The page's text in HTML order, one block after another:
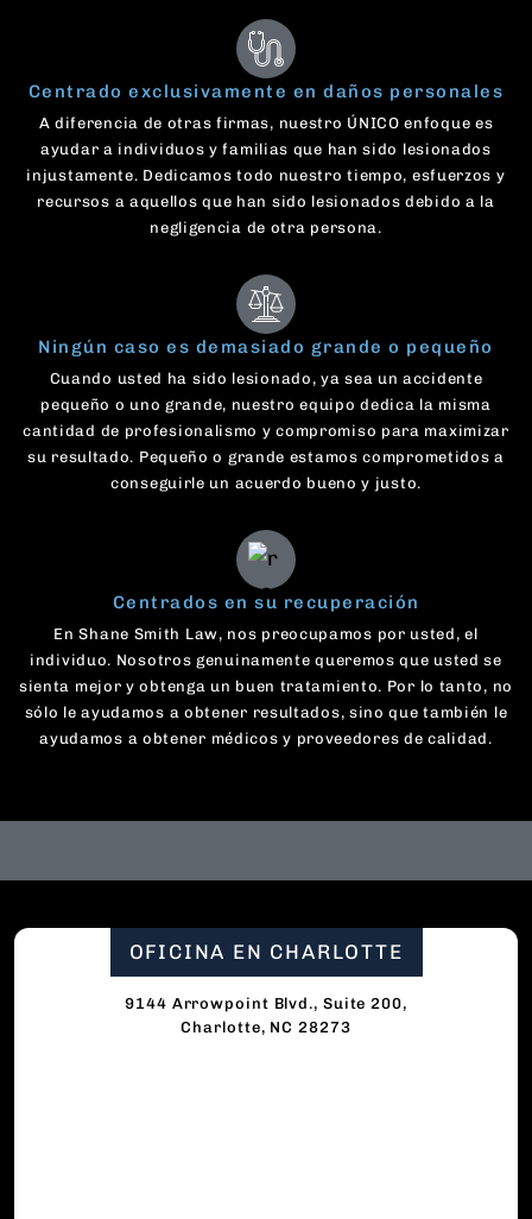
Centrado exclusivamente en daños personales
A diferencia de otras firmas, nuestro ÚNICO enfoque es
ayudar a individuos y familias que han sido lesionados
injustamente. Dedicamos todo nuestro tiempo, esfuerzos y
recursos a aquellos que han sido lesionados debido a la
negligencia de otra persona.
Ningún caso es demasiado grande o pequeño
Cuando usted ha sido lesionado, ya sea un accidente
pequeño o uno grande, nuestro equipo dedica la misma
cantidad de profesionalismo y compromiso para maximizar
su resultado. Pequeño o grande estamos comprometidos a
conseguirle un acuerdo bueno y justo.
Centrados en su recuperación
En Shane Smith Law, nos preocupamos por usted, el
individuo. Nosotros genuinamente queremos que usted se
sienta mejor y obtenga un buen tratamiento. Por lo tanto, no
sólo le ayudamos a obtener resultados, sino que también le
ayudamos a obtener médicos y proveedores de calidad.
OFICINA EN CHARLOTTE
9144 Arrowpoint Blvd., Suite 200,
Charlotte, NC 28273